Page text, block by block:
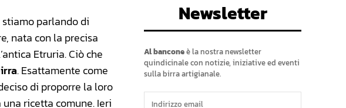
parlando di
nata con la precisa
Etruria. Ciò che
. Esattamente come
di proporre la loro
ricetta comune. Ieri
Newsletter
Al banconeè la nostra newsletter
quindicinale con notizie, iniziative ed eventi
sulla birra artigianale.